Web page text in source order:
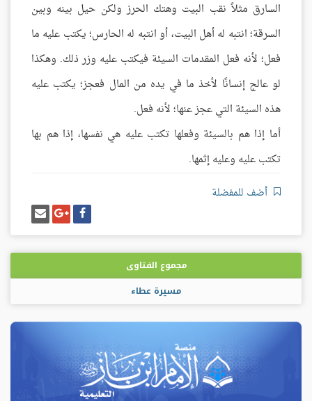
السارق مثلاً نقب البيت وهتك الحرز ولكن حيل بينه وبين
السرقة؛ انتبه له أهل البيت، أو انتبه له الحارس؛ يكتب عليه ما
فعل؛ لأنه فعل المقدمات السيئة فيكتب عليه وزر ذلك. وهكذا
لو عالج إنسانًا لأخذ ما في يده من المال فعجز؛ يكتب عليه
هذه السيئة التي عجز عنها؛ لأنه فعل.
أما إذا هم بالسيئة وفعلها تكتب عليه هي نفسها، إذا هم بها
تكتب عليه وعليه إثمها.
أضف للمفضلة
شارك
على
فيسبوك
شارك
على
غوغل
بلس
إرسل
إيميل
مجموع الفتاوى
مسيرة عطاء